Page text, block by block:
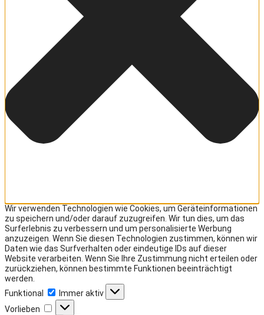
Wir verwenden Technologien wie Cookies, um Geräteinformationen
zu speichern und/oder darauf zuzugreifen. Wir tun dies, um das
Surferlebnis zu verbessern und um personalisierte Werbung
anzuzeigen. Wenn Sie diesen Technologien zustimmen, können wir
Daten wie das Surfverhalten oder eindeutige IDs auf dieser
Website verarbeiten. Wenn Sie Ihre Zustimmung nicht erteilen oder
zurückziehen, können bestimmte Funktionen beeinträchtigt
werden.
Funktional
Funktional
Immer aktiv
Vorlieben
Vorlieben